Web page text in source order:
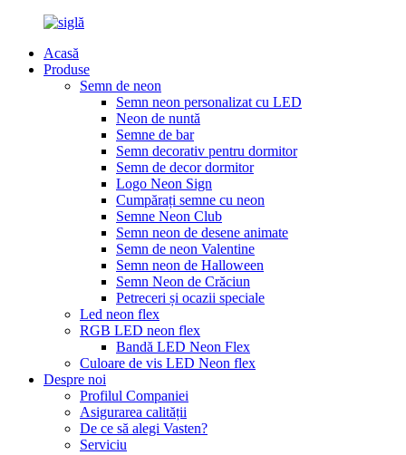
Acasă
Produse
Semn de neon
Semn neon personalizat cu LED
Neon de nuntă
Semne de bar
Semn decorativ pentru dormitor
Semn de decor dormitor
Logo Neon Sign
Cumpărați semne cu neon
Semne Neon Club
Semn neon de desene animate
Semn de neon Valentine
Semn neon de Halloween
Semn Neon de Crăciun
Petreceri și ocazii speciale
Led neon flex
RGB LED neon flex
Bandă LED Neon Flex
Culoare de vis LED Neon flex
Despre noi
Profilul Companiei
Asigurarea calității
De ce să alegi Vasten?
Serviciu